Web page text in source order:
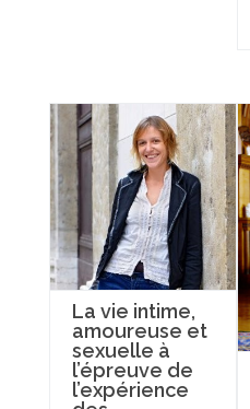
La vie intime,
amoureuse et
sexuelle à
l’épreuve de
l’expérience